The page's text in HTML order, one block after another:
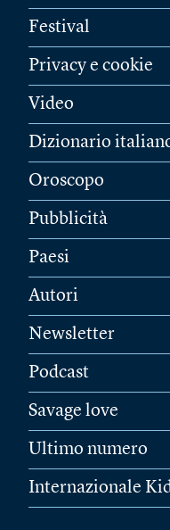
Festival
Privacy e cookie
Video
Dizionario
Oroscopo
Pubblicità
Paesi
Autori
Newsletter
Podcast
Savage love
Ultimo numero
Internazionale